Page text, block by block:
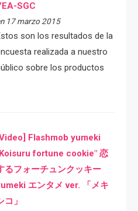
SGC
17 marzo 2015
son los resultados de la
realizada a nuestro
sobre los productos
Flashmob yumeki
fortune cookie" 恋
るフォーチュンクッキー
エンタメ ver. 「メキ
コ」